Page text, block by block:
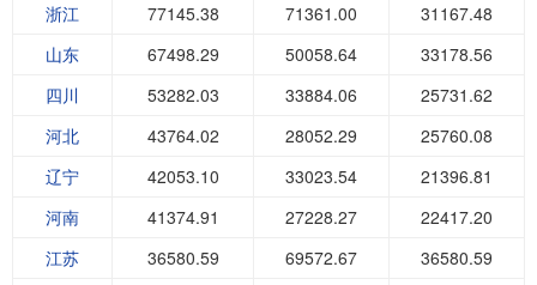
浙江
77145.38 71361.00
31167.48
山东
67498.29 50058.64
33178.56
四川
53282.03 33884.06
25731.62
河北
43764.02 28052.29
25760.08
辽宁
42053.10 33023.54
21396.81
河南
41374.91 27228.27
22417.20
江苏
36580.59 69572.67
36580.59